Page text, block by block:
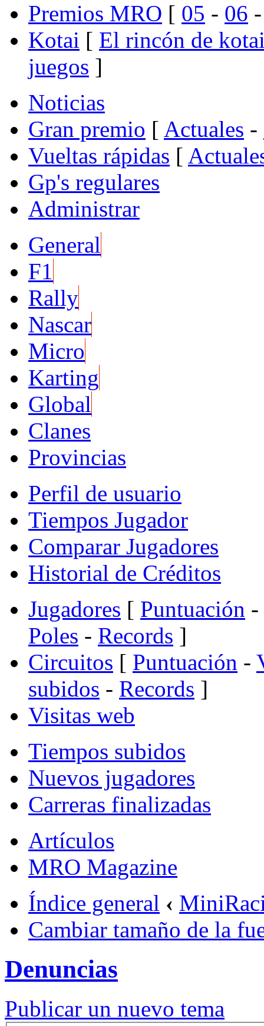
Premios MRO [ 05 - 06
Kotai [ El rincón de
juegos ]
Noticias
Gran premio [ Actuales -
Vueltas rápidas [
Gp's regulares
Administrar
General
F1
Rally
Nascar
Micro
Karting
Global
Clanes
Provincias
Perfil de usuario
Tiempos Jugador
Comparar Jugadores
Historial de Créditos
Jugadores [ Puntuación -
Poles - Records ]
Circuitos [ Puntuación -
subidos - Records ]
Visitas web
Tiempos subidos
Nuevos jugadores
Carreras finalizadas
Artículos
MRO Magazine
Índice general ‹
Cambiar tamaño de la
Denuncias
Publicar un nuevo tema